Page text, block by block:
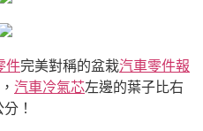
件完美對稱的盆栽汽車零件報
汽車冷氣芯左邊的葉子比右
！